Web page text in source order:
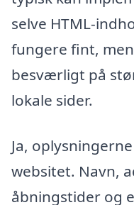
selve HTML-
fungere fint,
besværligt på
lokale sider.
Ja,
websitet. Navn,
åbningstider og